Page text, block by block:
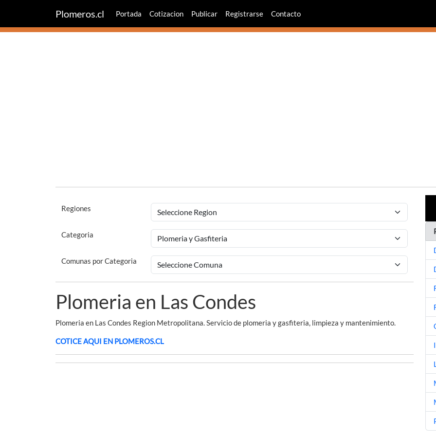
Plomeros.cl Portada Cotizacion Publicar Registrarse Contacto
Regiones
Categoria
Comunas por Categoria
Plomeria en Las Condes
Plomeria en Las Condes Region Metropolitana. Servicio de plomeria y gasfiteria, limpieza y mantenimiento.
COTICE AQUI EN PLOMEROS.CL